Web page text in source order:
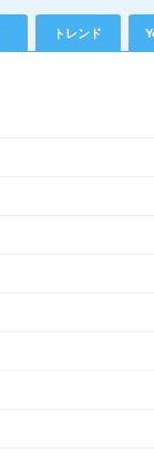
トレンド